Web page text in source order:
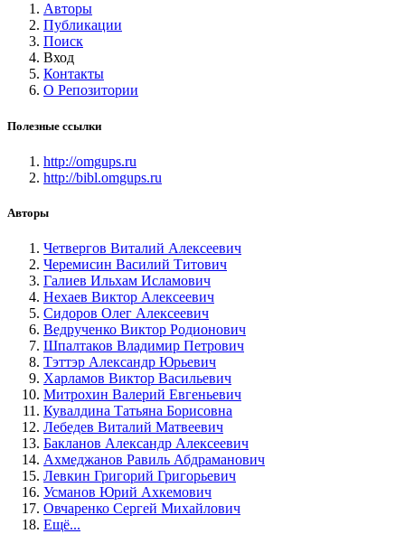
Авторы
Публикации
Поиск
Вход
Контакты
О Репозитории
Полезные ссылки
http://omgups.ru
http://bibl.omgups.ru
Авторы
Четвергов Виталий Алексеевич
Черемисин Василий Титович
Галиев Ильхам Исламович
Нехаев Виктор Алексеевич
Сидоров Олег Алексеевич
Ведрученко Виктор Родионович
Шпалтаков Владимир Петрович
Тэттэр Александр Юрьевич
Харламов Виктор Васильевич
Митрохин Валерий Евгеньевич
Кувалдина Татьяна Борисовна
Лебедев Виталий Матвеевич
Бакланов Александр Алексеевич
Ахмеджанов Равиль Абдраманович
Левкин Григорий Григорьевич
Усманов Юрий Ахкемович
Овчаренко Сергей Михайлович
Ещё...